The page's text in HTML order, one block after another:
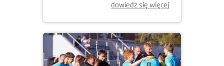
dowiedz się więcej